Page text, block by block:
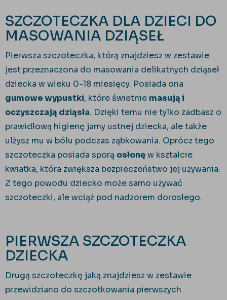
SZCZOTECZKA DLA DZIECI DO
MASOWANIA DZIĄSEŁ
Pierwsza szczoteczka, którą znajdziesz w zestawie
jest przeznaczona do masowania delikatnych dziąseł
dziecka w wieku 0-18 miesięcy. Posiada ona
gumowe wypustki, które świetnie masują i
oczyszczają dziąsła. Dzięki temu nie tylko zadbasz o
prawidłową higienę jamy ustnej dziecka, ale także
ulżysz mu w bólu podczas ząbkowania. Oprócz tego
szczoteczka posiada sporą osłonęw kształcie
kwiatka, która zwiększa bezpieczeństwo jej używania.
Z tego powodu dziecko może samo używać
szczoteczki, ale wciąż pod nadzorem dorosłego.
PIERWSZA SZCZOTECZKA
DZIECKA
Drugą szczoteczkę jaką znajdziesz w zestawie
przewidziano do szczotkowania pierwszych